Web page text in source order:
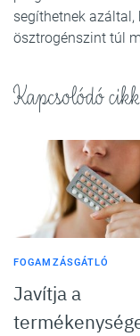
segíthetnek
ösztrogénszint túl
Kapcsolódó cikk
FOGAMZÁSGÁTLÓ
Javítja a